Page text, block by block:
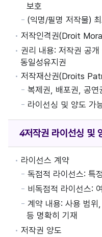
보호
(익명/필명 저작물)
저작인격권(Droit
권리 내용: 저작권 공
동일성유지권
저작재산권(Droits
복제권, 배포권, 공
라이선싱 및 양도 가
저작권 라이선싱 및
라이선스 계약
독점적 라이선스: 특
비독점적 라이선스:
계약 내용: 사용 범
등 명확히 기재
저작권 양도